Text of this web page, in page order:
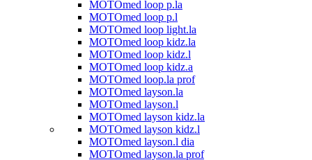
MOTOmed loop p.la
MOTOmed loop p.l
MOTOmed loop light.la
MOTOmed loop kidz.la
MOTOmed loop kidz.l
MOTOmed loop kidz.a
MOTOmed loop.la prof
MOTOmed layson.la
MOTOmed layson.l
MOTOmed layson kidz.la
MOTOmed layson kidz.l
MOTOmed layson.l dia
MOTOmed layson.la prof